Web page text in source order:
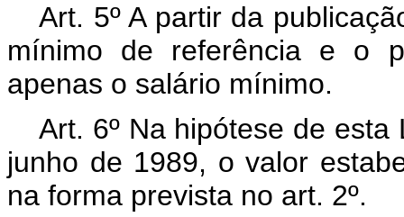
Art. 5º A partir da
mínimo de referência e o
apenas o salário mínimo.
Art. 6º Na hipótese de
junho de 1989, o valor
na forma prevista no art. 2º.